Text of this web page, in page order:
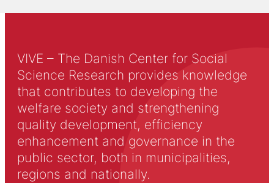
VIVE – The Danish Center for Social
Science Research provides knowledge
that contributes to developing the
welfare society and strengthening
quality development, efficiency
enhancement and governance in the
public sector, both in municipalities,
regions and nationally.